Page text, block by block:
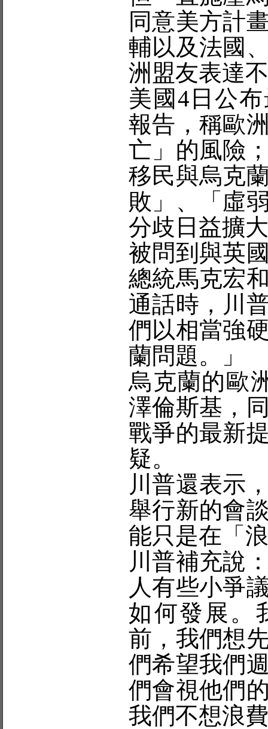
同意美方計
輔以及法國
洲盟友表達
美國4日公
報告，稱歐
亡」的風險
移民與烏克
敗」、「虛
分歧日益擴
被問到與英
總統馬克宏
通話時，川
們以相當強
蘭問題。」
烏克蘭的歐
澤倫斯基，
戰爭的最新
疑。
川普還表示
舉行新的會
能只是在「
川普補充說
人有些小爭
如何發展。
前，我們想
們希望我們
們會視他們
我們不想浪